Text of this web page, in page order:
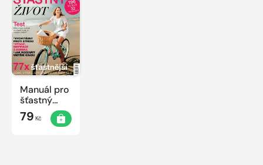
Manuál pro
šťastný
život
79 Kč